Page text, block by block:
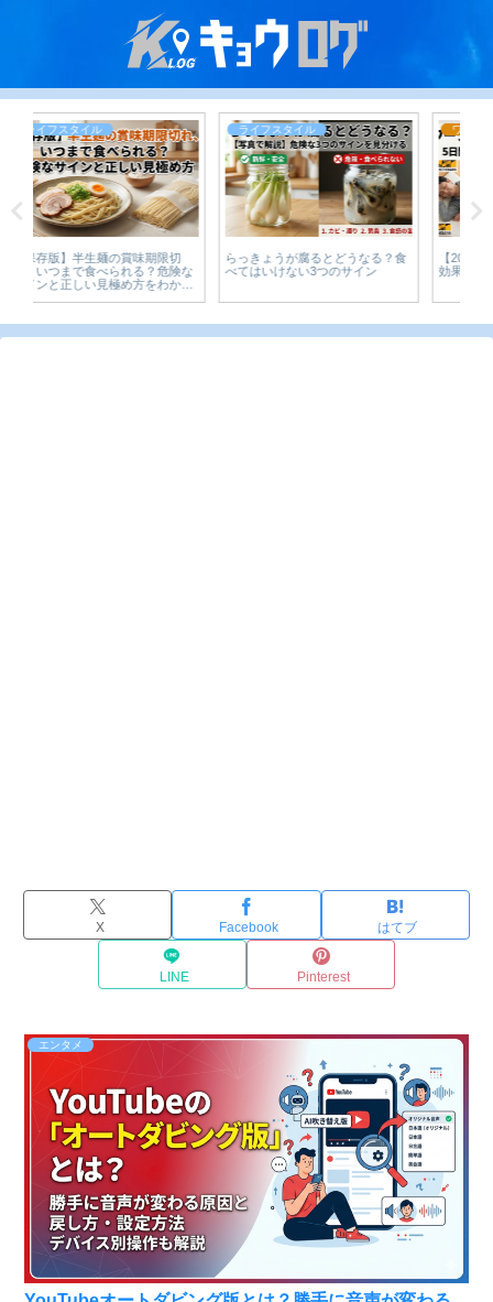
ライフスタイル
らっきょうが腐るとどうなる？食
べてはいけない3つのサイン
ワークマン
【2026】ワークマンメディヒール
効果は嘘？5日間ガチ検証
X Facebook はてブ
LINE Pinterest
エンタメ